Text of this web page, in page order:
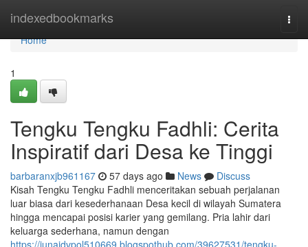
indexedbookmarks
Home
Home
1
Tengku Tengku Fadhli: Cerita
Inspiratif dari Desa ke Tinggi
barbaranxjb961167 57 days ago News
Discuss
Kisah Tengku Tengku Fadhli menceritakan sebuah perjalanan
luar biasa dari kesederhanaan Desa kecil di wilayah Sumatera
hingga mencapai posisi karier yang gemilang. Pria lahir dari
keluarga sederhana, namun dengan
https://junaidvpol510669.blogspothub.com/39627531/tengku-